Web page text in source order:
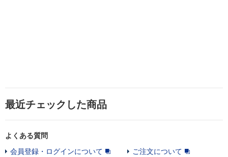
最近チェックした商品
よくある質問
会員登録・ログインについて
ご注文について